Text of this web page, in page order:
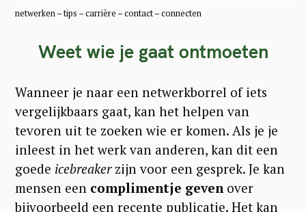
netwerken – tips – carrière – contact – connecten
Weet wie je gaat ontmoeten
Wanneer je naar een netwerkborrel of iets
vergelijkbaars gaat, kan het helpen van
tevoren uit te zoeken wie er komen. Als je je
inleest in het werk van anderen, kan dit een
goede icebreakerzijn voor een gesprek. Je kan
mensen een complimentje geven over
bijvoorbeeld een recente publicatie. Het kan